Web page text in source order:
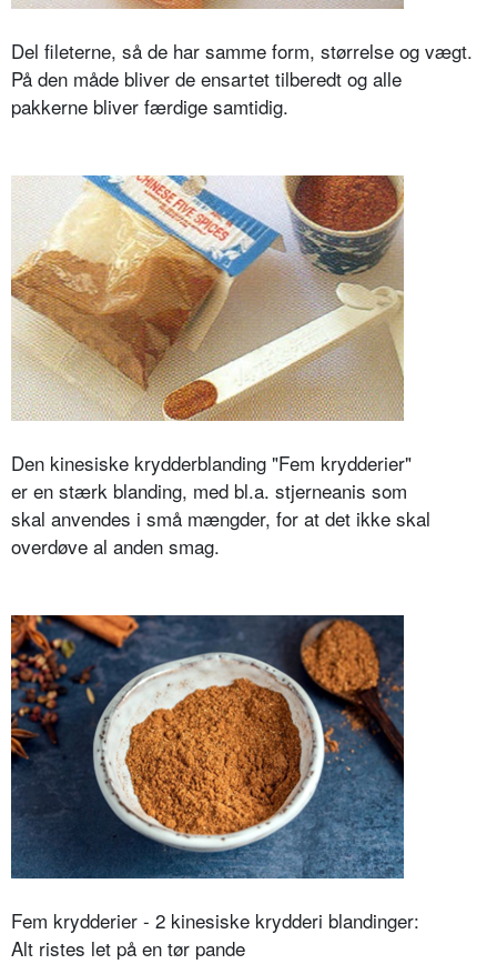
Del fileterne, så de har samme form, størrelse og vægt.
På den måde bliver de ensartet tilberedt og alle
pakkerne bliver færdige samtidig.
Den kinesiske krydderblanding "Fem krydderier"
er en stærk blanding, med bl.a. stjerneanis som
skal anvendes i små mængder, for at det ikke skal
overdøve al anden smag.
Fem krydderier - 2 kinesiske krydderi blandinger:
Alt ristes let på en tør pande